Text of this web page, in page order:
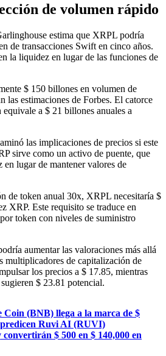
de volumen rápido
estima que XRPL podría
de transacciones Swift en cinco años.
la liquidez en lugar de las funciones de
$ 150 billones en volumen de
las estimaciones de Forbes. El catorce
a $ 21 billones anuales a
las implicaciones de precios si este
sirve como un activo de puente, que
lugar de mantener valores de
de token anual 30x, XRPL necesitaría $
XRP. Este requisito se traduce en
token con niveles de suministro
aumentar las valoraciones más allá
multiplicadores de capitalización de
los precios a $ 17.85, mientras
$ 23.81 potencial.
Coin (BNB) llega a la marca de $
predicen Ruvi AI (RUVI)
$ 500 en $ 140,000 en